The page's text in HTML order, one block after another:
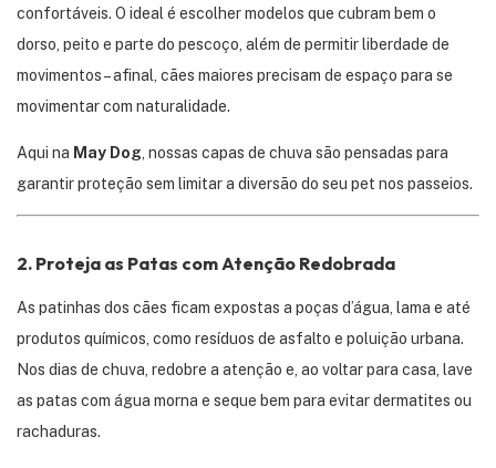
confortáveis. O ideal é escolher modelos que cubram bem o
dorso, peito e parte do pescoço, além de permitir liberdade de
movimentos – afinal, cães maiores precisam de espaço para se
movimentar com naturalidade.
Aqui na May Dog, nossas capas de chuva são pensadas para
garantir proteção sem limitar a diversão do seu pet nos passeios.
2. Proteja as Patas com Atenção Redobrada
As patinhas dos cães ficam expostas a poças d’água, lama e até
produtos químicos, como resíduos de asfalto e poluição urbana.
Nos dias de chuva, redobre a atenção e, ao voltar para casa, lave
as patas com água morna e seque bem para evitar dermatites ou
rachaduras.